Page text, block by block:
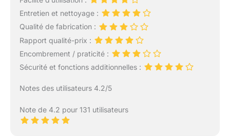
Entretien et nettoyage :
Qualité de fabrication :
Rapport qualité-prix :
Encombrement / praticité :
Sécurité et fonctions additionnelles :
Notes des utilisateurs 4.2/5
Note de 4.2 pour 131 utilisateurs